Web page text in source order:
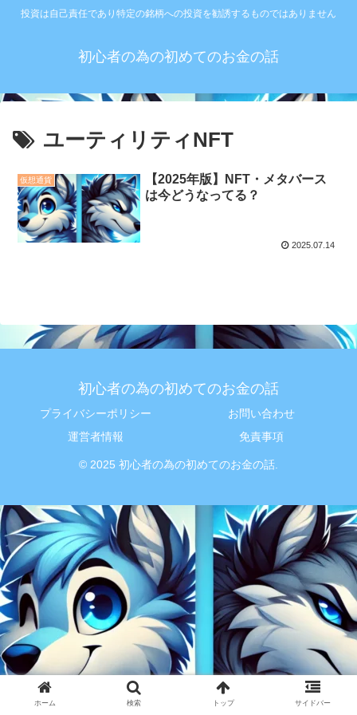
投資は自己責任であり特定の銘柄への投資を勧誘するものではありません
初心者の為の初めてのお金の話
ユーティリティNFT
仮想通貨
【2025年版】NFT・メタバース
は今どうなってる？
2025.07.14
初心者の為の初めてのお金の話
プライバシーポリシー
お問い合わせ
運営者情報
免責事項
© 2025 初心者の為の初めてのお金の話.
ホーム 検索 トップ サイドバー